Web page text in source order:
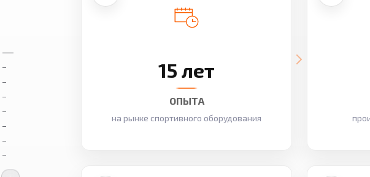
15 лет
ОПЫТА
на рынке спортивного оборудования